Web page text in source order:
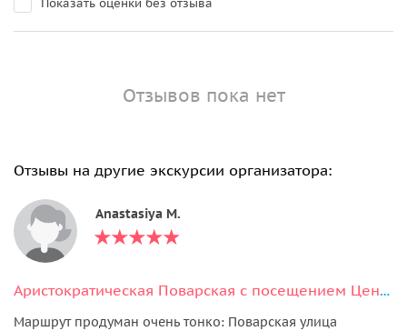
Отзывов пока нет
Отзывы на другие экскурсии организатора:
Anastasiya M.
Аристократическая Поварская с посещением Центрального Дома Литераторов
Маршрут продуман очень тонко: Поварская улица